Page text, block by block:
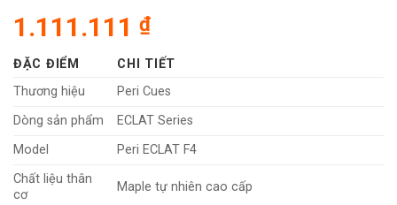
1.111.111 ₫
ĐẶC ĐIỂM
CHI TIẾT
Thương hiệu
Peri Cues
Dòng sản phẩm
ECLAT Series
Model
Peri ECLAT F4
Chất liệu thân
cơ
Maple tự nhiên cao cấp